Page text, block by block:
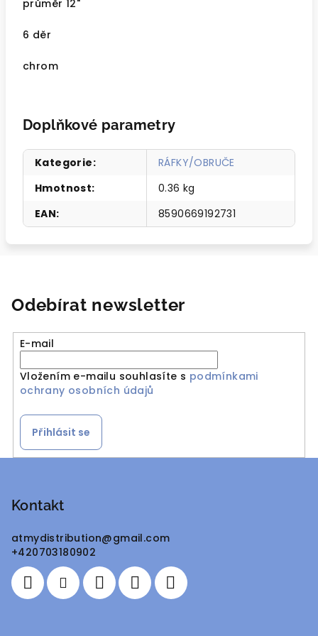
průměr 12"
6 děr
chrom
Doplňkové parametry
Kategorie:
RÁFKY/OBRUČE
Hmotnost:
0.36 kg
EAN: 8590669192731
Odebírat newsletter
E-mail
Vložením e-mailu souhlasíte s podmínkami
ochrany osobních údajů
Přihlásit se
Kontakt
atmydistribution@gmail.com
+420703180902